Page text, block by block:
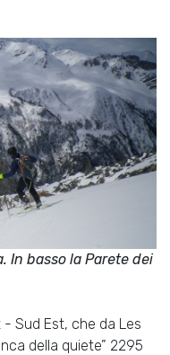
In basso la Parete dei
Sud Est, che da Les
della quiete” 2295